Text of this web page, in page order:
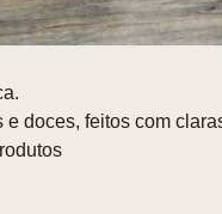
e doces, feitos com